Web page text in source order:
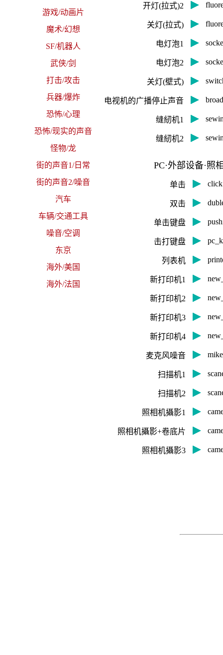
游戏/动画片
魔术/幻想
SF/机器人
武侠/剑
打击/攻击
兵器/爆炸
恐怖/心理
恐怖/现实的声音
怪物/龙
街的声音1/日常
街的声音2/噪音
汽车
车辆/交通工具
噪音/空调
东京
海外/美国
海外/法国
开灯(拉式)2
关灯(拉式)
电灯泡1
电灯泡2
关灯(壁式)
电视机的广播停止声音
缝紉机1
缝紉机2
PC·外部设备·照
单击
双击
单击键盘
击打键盘
列表机
新打印机1
新打印机2
新打印机3
新打印机4
麦克风噪音
扫描机1
扫描机2
照相机攝影1
照相机攝影+卷底片
照相机攝影3